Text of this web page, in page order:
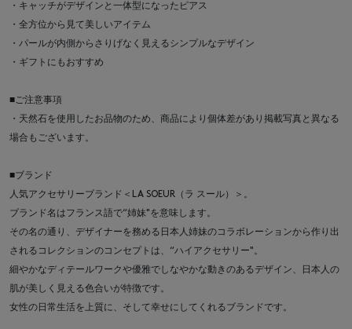
・キャッチがデザインと一体型になったピアス
・全方位から見て美しいアイテム
・パールが内側からさりげなく見えるシンプルなデザイン
・ギフトにもおすすめ
■ご注意事項
・天然石を使用したお品物のため、商品により個体差があり掲載写真と異なる
場合もございます。
■ブランド
人気アクセサリーブランド＜LA SOEUR（ラ スール）＞。
ブランド名はフランス語で“姉妹"を意味します。
その名の通り、デザイナーを務める日本人姉妹のコラボレーションから作り出
されるコレクションのコンセプトは、“ハイアクセサリー"。
細やかなディテールワークや優雅でしなやかな動きのあるデザイン、日本人の
肌が美しく見える色合いが特徴です。
女性の日常生活を上質に、そして幸せにしてくれるブランドです。